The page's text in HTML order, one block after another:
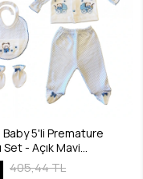
Baby 5'li Premature
Set - Açık Mavi
405,44 TL